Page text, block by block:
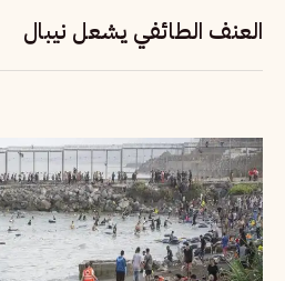
العنف الطائفي يشعل نيبال